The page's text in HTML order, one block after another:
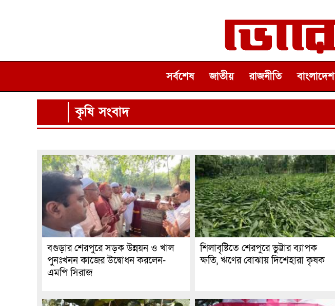
সর্বশেষ জাতীয় রাজনীতি বাংলাদেশ
কৃষি সংবাদ
বগুড়ার শেরপুরে সড়ক উন্নয়ন ও খাল
পুনঃখনন কাজের উদ্বোধন করলেন-
এমপি সিরাজ
শিলাবৃষ্টিতে শেরপুরে ভুট্টার ব্যাপক
ক্ষতি, ঋণের বোঝায় দিশেহারা কৃষক